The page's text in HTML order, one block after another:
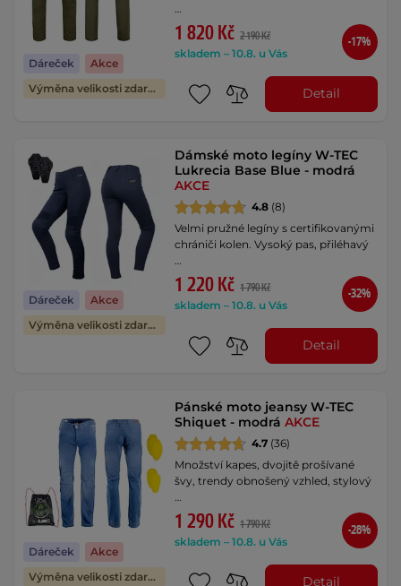
Dáreček
Akce
Výměna velikosti zdarma
1 820 Kč 2 190 Kč
skladem – 10.8. u Vás
-17%
Detail
Dáreček
Akce
Výměna velikosti zdarma
Dámské moto legíny W-TEC
Lukrecia Base Blue - modrá
AKCE
4.8 (8)
Velmi pružné legíny s certifikovanými
chrániči kolen. Vysoký pas, přiléhavý
1 220 Kč 1 790 Kč
skladem – 10.8. u Vás
-32%
Detail
Dáreček
Akce
Výměna velikosti zdarma
Pánské moto jeansy W-TEC
Shiquet - modráAKCE
4.7 (36)
Množství kapes, dvojitě prošívané
švy, trendy obnošený vzhled, stylový
1 290 Kč 1 790 Kč
skladem – 10.8. u Vás
-28%
Detail